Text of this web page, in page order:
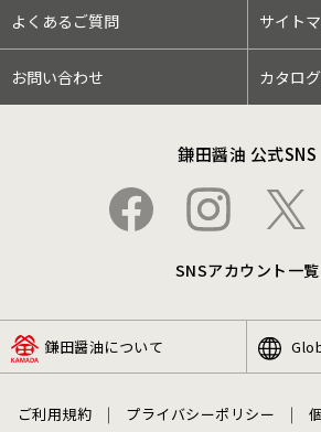
よくあるご質問 サイト
お問い合わせ カタロ
鎌田醤油 公式SNS
SNSアカウント一覧
鎌田醤油について
ご利用規約 プライバシーポリシー